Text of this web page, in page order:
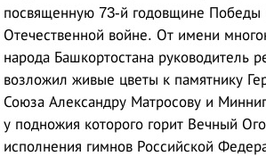
посвященную 73-й годовщине Победы
Отечественной войне. От имени
народа Башкортостана руководитель
возложил живые цветы к памятнику
Союза Александру Матросову и
у подножия которого горит Вечный
исполнения гимнов Российской